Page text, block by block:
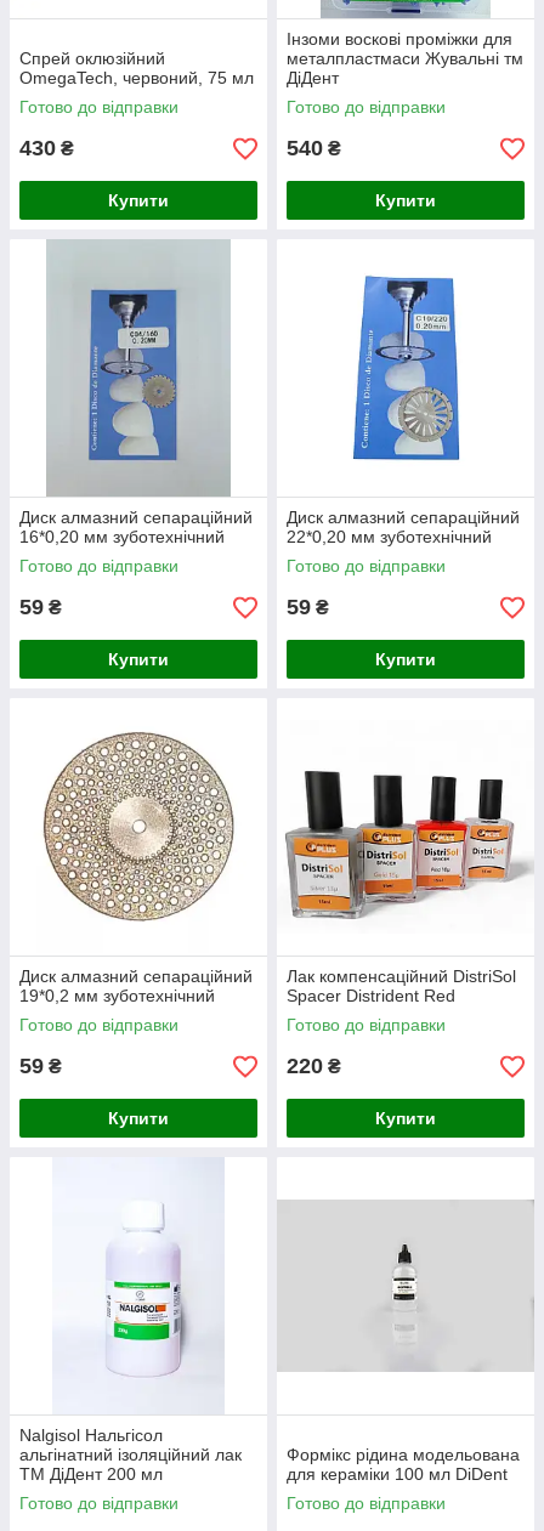
Спрей оклюзійний
OmegaTech, червоний, 75 мл
Готово до відправки
430 ₴
Купити
Інзоми воскові проміжки для
металпластмаси Жувальні тм
ДіДент
Готово до відправки
540 ₴
Купити
Диск алмазний сепараційний
16*0,20 мм зуботехнічний
Готово до відправки
59 ₴
Купити
Диск алмазний сепараційний
22*0,20 мм зуботехнічний
Готово до відправки
59 ₴
Купити
Диск алмазний сепараційний
19*0,2 мм зуботехнічний
Готово до відправки
59 ₴
Купити
Лак компенсаційний DistriSol
Spacer Distrident Red
Готово до відправки
220 ₴
Купити
Nalgisol Нальгісол
альгінатний ізоляційний лак
ТМ ДіДент 200 мл
Готово до відправки
Формікс рідина модельована
для кераміки 100 мл DiDent
Готово до відправки